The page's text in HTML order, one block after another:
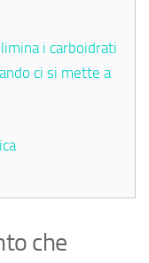
i carboidrati
ci si mette a
che